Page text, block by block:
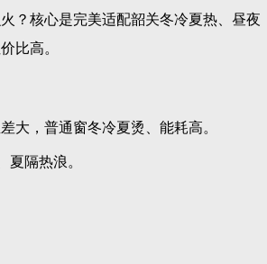
？核心是完美适配韶关冬冷夏热、昼夜
比高。
大，普通窗冬冷夏烫、能耗高。
夏隔热浪。